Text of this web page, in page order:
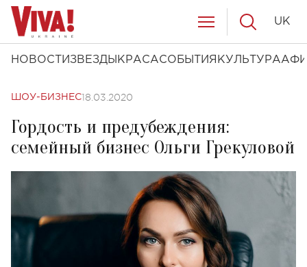
НОВОСТИ ЗВЕЗДЫ КРАСАСОБЫТИЯ КУЛЬТУРА
UK
ШОУ-БИЗНЕС18.03.2020
Гордость и предубеждения:
семейный бизнес Ольги Грекуловой